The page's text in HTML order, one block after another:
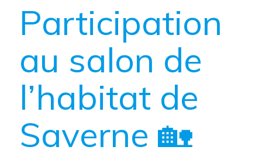
Participation
au salon de
l’habitat de
Saverne 🏡